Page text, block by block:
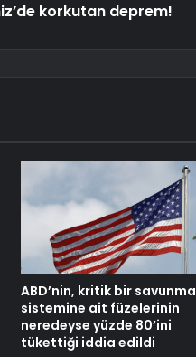
korkutan deprem!
ABD’nin, kritik bir savunma
sistemine ait füzelerinin
neredeyse yüzde 80’ini
tükettiği iddia edildi